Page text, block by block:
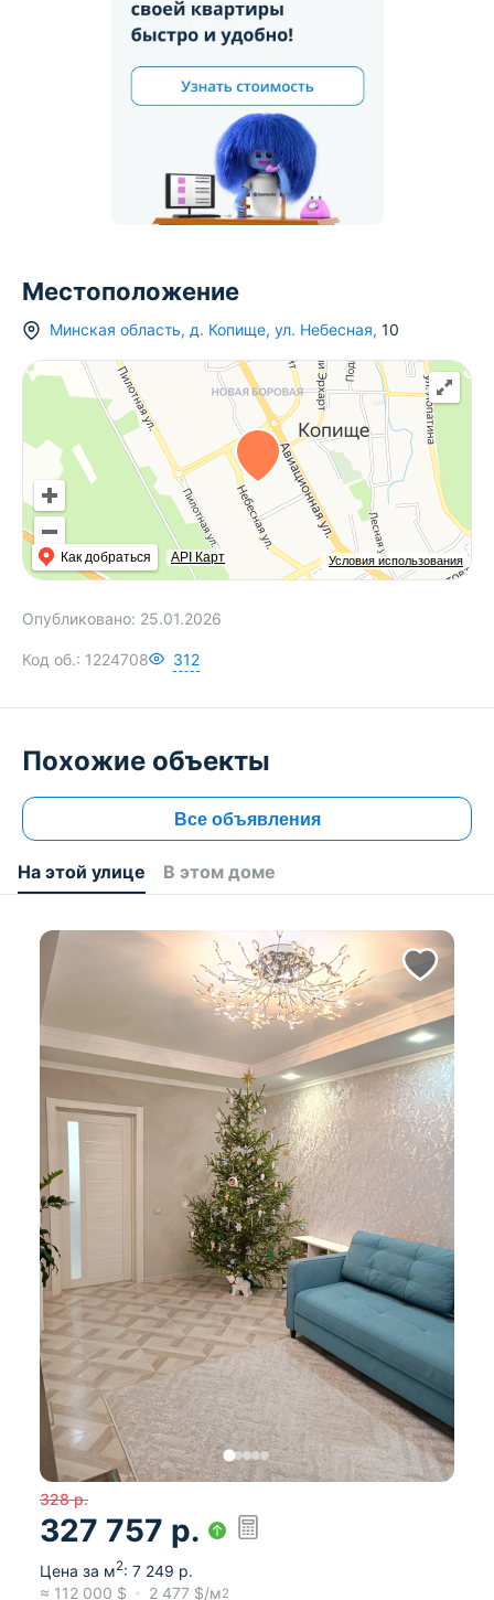
Местоположение
Минская область, д. Копище, ул. Небесная, 10
Условия использования
Как добраться API Карт
Опубликовано: 25.01.2026
Код об.: 1224708 312
Похожие объекты
Все объявления
На этой улице В этом доме
328 р.
327 757 р.
Цена за м2: 7 249 р.
≈ 112 000 $ 2 477 $/м2